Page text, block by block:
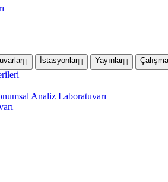
İstasyonlar Yayınlar
Analiz Laboratuvarı